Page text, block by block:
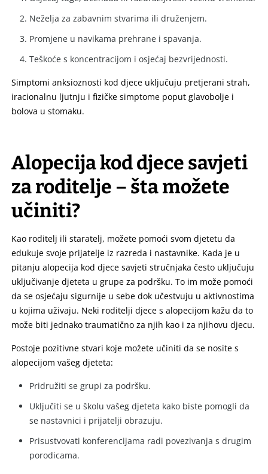
Neželja za zabavnim stvarima ili druženjem.
Promjene u navikama prehrane i spavanja.
Teškoće s koncentracijom i osjećaj bezvrijednosti.
Simptomi anksioznosti kod djece uključuju pretjerani strah,
iracionalnu ljutnju i fizičke simptome poput glavobolje i
bolova u stomaku.
Alopecija kod djece savjeti
zaroditelje – šta možete
učiniti?
Kao roditelj ili staratelj, možete pomoći svom djetetu da
edukuje svoje prijatelje iz razreda i nastavnike. Kada je u
pitanju alopecija kod djece savjeti stručnjaka često uključuju
uključivanje djeteta u grupe za podršku. To im može pomoći
da se osjećaju sigurnije u sebe dok učestvuju u aktivnostima
u kojima uživaju. Neki roditelji djece s alopecijom kažu da to
može biti jednako traumatično za njih kao i za njihovu djecu.
Postoje pozitivne stvari koje možete učiniti da se nosite s
alopecijom vašeg djeteta:
Pridružiti se grupi za podršku.
Uključiti se u školu vašeg djeteta kako biste pomogli da
se nastavnici i prijatelji obrazuju.
Prisustvovati konferencijama radi povezivanja s drugim
porodicama.